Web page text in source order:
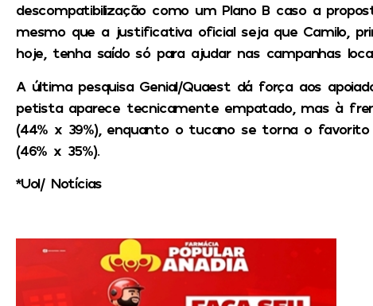
descompatibilização como um Plano B caso a
mesmo que a justificativa oficial seja que Camilo,
hoje, tenha saído só para ajudar nas campanhas
A última pesquisa Genial/Quaest dá força aos
petista aparece tecnicamente empatado, mas à
(44% x 39%), enquanto o tucano se torna o
(46% x 35%).
*Uol/ Notícias